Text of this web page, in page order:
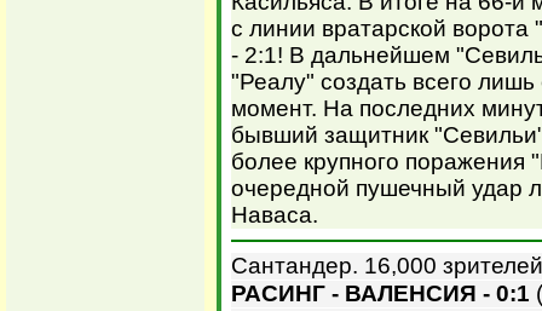
с линии вратарской
- 2:1! В дальнейшем
"Реалу" создать всего
момент. На последних
бывший защитник
более крупного поражения
очередной пушечный удар
Наваса.
Сантандер. 16,000
РАСИНГ - ВАЛЕНСИЯ - 0:1